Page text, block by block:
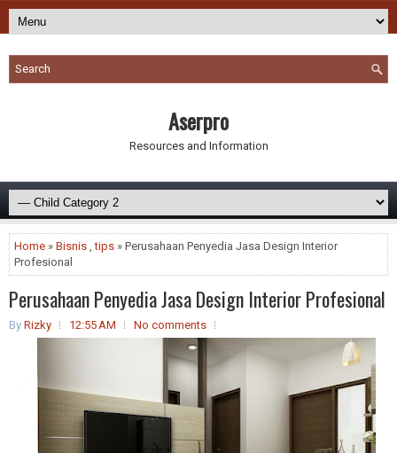
Aserpro
Resources and Information
Home » Bisnis ,tips » Perusahaan Penyedia Jasa Design Interior
Profesional
Perusahaan Penyedia Jasa Design Interior Profesional
By Rizky 12:55 AM No comments